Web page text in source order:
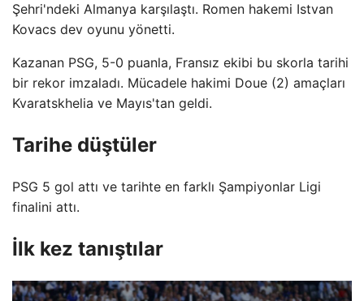
Şehri'ndeki Almanya karşılaştı. Romen hakemi Istvan
Kovacs dev oyunu yönetti.
Kazanan PSG, 5-0 puanla, Fransız ekibi bu skorla tarihi
bir rekor imzaladı. Mücadele hakimi Doue (2) amaçları
Kvaratskhelia ve Mayıs'tan geldi.
Tarihe düştüler
PSG 5 gol attı ve tarihte en farklı Şampiyonlar Ligi
finalini attı.
İlk kez tanıştılar